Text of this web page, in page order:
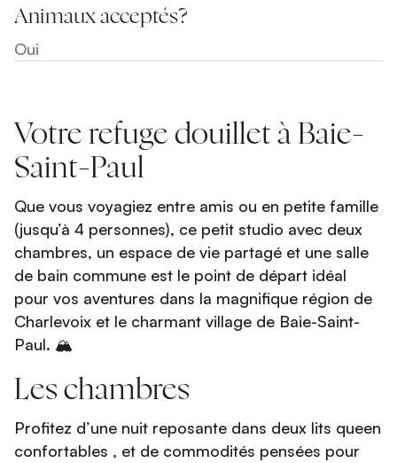
Animaux acceptés?
Oui
Votre refuge douillet à Baie-
Saint-Paul
Que vous voyagiez entre amis ou en petite famille
(jusqu’à 4 personnes), ce petit studio avec deux
chambres, un espace de vie partagé et une salle
de bain commune est le point de départ idéal
pour vos aventures dans la magnifique région de
Charlevoix et le charmant village de Baie-Saint-
Paul. 🏔️
Les chambres
Profitez d’une nuit reposante dans deux lits queen
confortables , et de commodités pensées pour